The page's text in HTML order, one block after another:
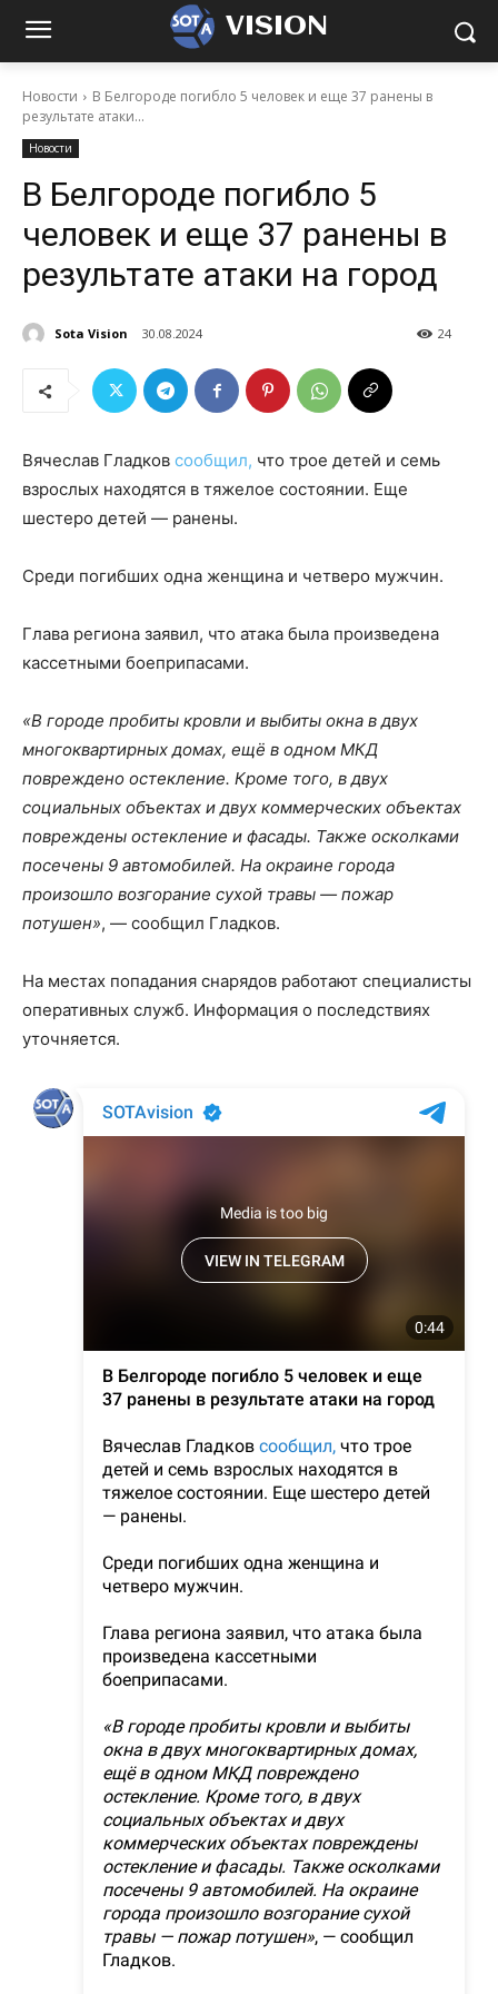
VISION
Новости
В Белгороде погибло 5 человек и еще 37 ранены в
результате атаки...
Новости
В Белгороде погибло 5
человек и еще 37 ранены в
результате атаки на город
Sota Vision 30.08.2024 24
Вячеслав Гладков сообщил, что трое детей и семь
взрослых находятся в тяжелое состоянии. Еще
шестеро детей — ранены.
Среди погибших одна женщина и четверо мужчин.
Глава региона заявил, что атака была произведена
кассетными боеприпасами.
«В городе пробиты кровли и выбиты окна в двух
многоквартирных домах, ещё в одном МКД
повреждено остекление. Кроме того, в двух
социальных объектах и двух коммерческих объектах
повреждены остекление и фасады. Также осколками
посечены 9 автомобилей. На окраине города
произошло возгорание сухой травы — пожар
потушен», — сообщил Гладков.
На местах попадания снарядов работают специалисты
оперативных служб. Информация о последствиях
уточняется.